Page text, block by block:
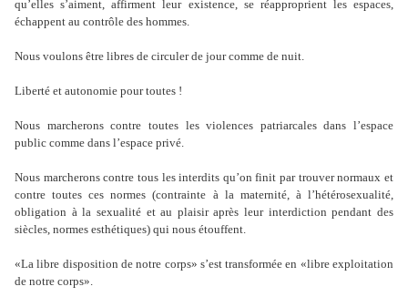
qu’elles s’aiment, affirment leur existence, se réapproprient les espaces,
échappent au contrôle des hommes.
Nous voulons être libres de circuler de jour comme de nuit.
Liberté et autonomie pour toutes !
Nous marcherons contre toutes les violences patriarcales dans l’espace
public comme dans l’espace privé.
Nous marcherons contre tous les interdits qu’on finit par trouver normaux et
contre toutes ces normes (contrainte à la maternité, à l’hétérosexualité,
obligation à la sexualité et au plaisir après leur interdiction pendant des
siècles, normes esthétiques) qui nous étouffent.
«La libre disposition de notre corps» s’est transformée en «libre exploitation
de notre corps».